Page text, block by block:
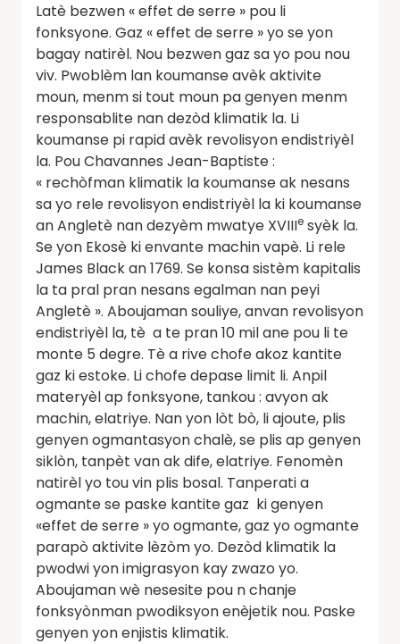
Latè bezwen « effet de serre » pou li
fonksyone. Gaz « effet de serre » yo se yon
bagay natirèl. Nou bezwen gaz sa yo pou nou
viv. Pwoblèm lan koumanse avèk aktivite
moun, menm si tout moun pa genyen menm
responsablite nan dezòd klimatik la. Li
koumanse pi rapid avèk revolisyon endistriyèl
la. Pou Chavannes Jean-Baptiste :
« rechòfman klimatik la koumanse ak nesans
sa yo rele revolisyon endistriyèl la ki koumanse
an Angletè nan dezyèm mwatye XVIIIe syèk la.
Se yon Ekosè ki envante machin vapè. Li rele
James Black an 1769. Se konsa sistèm kapitalis
la ta pral pran nesans egalman nan peyi
Angletè ». Aboujaman souliye, anvan revolisyon
endistriyèl la, tè a te pran 10 mil ane pou li te
monte 5 degre. Tè a rive chofe akoz kantite
gaz ki estoke. Li chofe depase limit li. Anpil
materyèl ap fonksyone, tankou : avyon ak
machin, elatriye. Nan yon lòt bò, li ajoute, plis
genyen ogmantasyon chalè, se plis ap genyen
siklòn, tanpèt van ak dife, elatriye. Fenomèn
natirèl yo tou vin plis bosal. Tanperati a
ogmante se paske kantite gaz ki genyen
«effet de serre » yo ogmante, gaz yo ogmante
parapò aktivite lèzòm yo. Dezòd klimatik la
pwodwi yon imigrasyon kay zwazo yo.
Aboujaman wè nesesite pou n chanje
fonksyònman pwodiksyon enèjetik nou. Paske
genyen yon enjistis klimatik.